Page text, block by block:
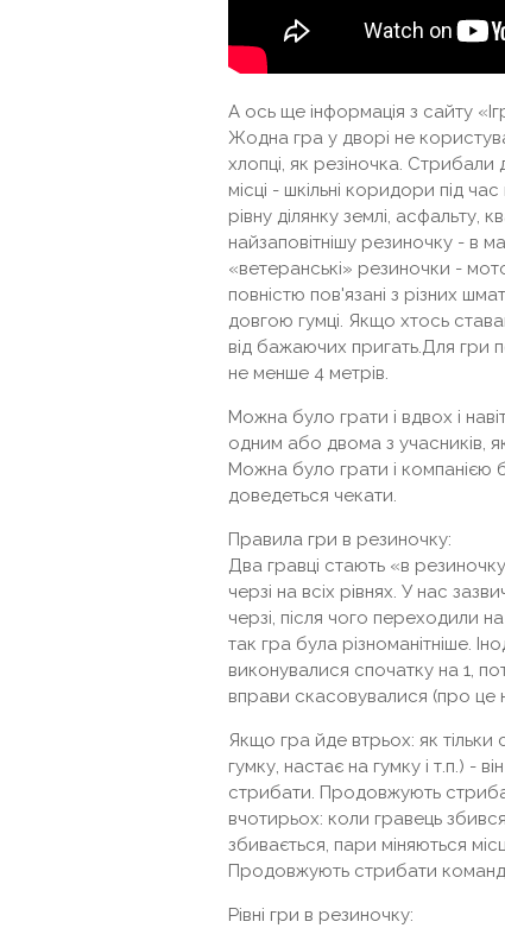
А ось ще інформація з сайту
Жодна гра у дворі не
хлопці, як резіночка.
місці - шкільні коридори під
рівну ділянку землі,
найзаповітнішу резиночку - в
«ветеранські» резиночки -
повністю пов'язані з різних
довгою гумці. Якщо хтось
від бажаючих пригать.Для гри
не менше 4 метрів.
Можна було грати і вдвох і
одним або двома з учасників,
Можна було грати і компанією
доведеться чекати.
Правила гри в резиночку:
Два гравці стають «в
черзі на всіх рівнях. У нас
черзі, після чого переходили
так гра була різноманітніше.
виконувалися спочатку на 1,
вправи скасовувалися (про це
Якщо гра йде втрьох: як тільки
гумку, настає на гумку і т.п.) -
стрибати. Продовжують
вчотирьох: коли гравець
збивається, пари міняються
Продовжують стрибати
Рівні гри в резиночку: